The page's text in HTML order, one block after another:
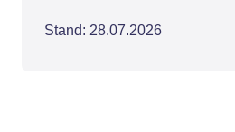
Stand: 28.07.2026